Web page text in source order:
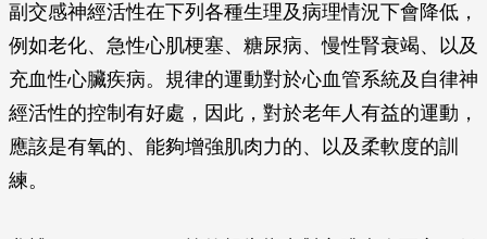
副交感神經活性在下列各種生理及病理情況下會降低，
例如老化、急性心肌梗塞、糖尿病、慢性腎衰竭、以及
充血性心臟疾病。規律的運動對於心血管系統及自律神
經活性的控制有好處，因此，對於老年人有益的運動，
應該是有氧的、能夠增強肌肉力的、以及柔軟度的訓
練。